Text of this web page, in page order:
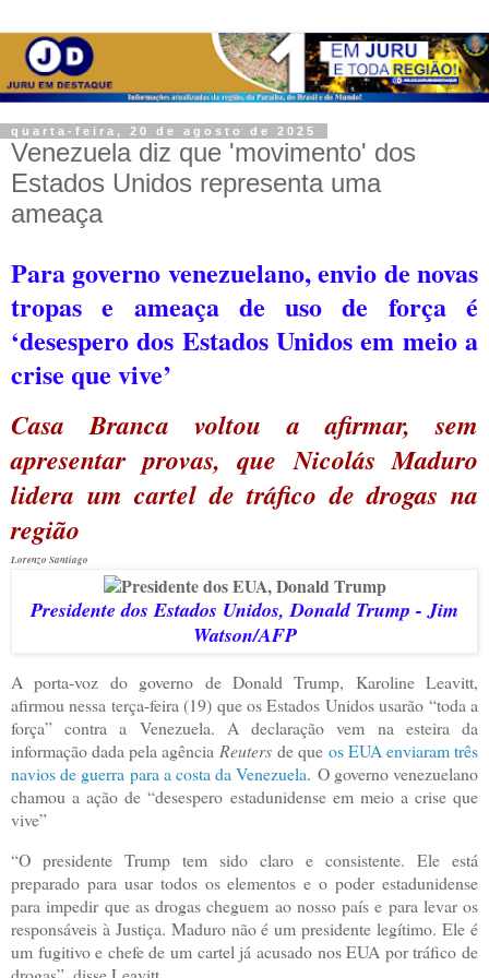
quarta-feira, 20 de agosto de 2025
Venezuela diz que 'movimento' dos
Estados Unidos representa uma
ameaça
Para governo venezuelano, envio de novas
tropas e ameaça de uso de força é
‘desespero dos Estados Unidos em meio a
crise que vive’
Casa Branca voltou a afirmar, sem
apresentar provas, que Nicolás Maduro
lidera um cartel de tráfico de drogas na
região
Lorenzo Santiago
Presidente dos Estados Unidos, Donald Trump - Jim
Watson/AFP
A porta-voz do governo de Donald Trump, Karoline Leavitt,
afirmou nessa terça-feira (19) que os Estados Unidos usarão “toda a
força” contra a Venezuela. A declaração vem na esteira da
informação dada pela agência Reuters de que os EUA enviaram três
navios de guerra para a costa da Venezuela. O governo venezuelano
chamou a ação de “desespero estadunidense em meio a crise que
vive”
“O presidente Trump tem sido claro e consistente. Ele está
preparado para usar todos os elementos e o poder estadunidense
para impedir que as drogas cheguem ao nosso país e para levar os
responsáveis à Justiça. Maduro não é um presidente legítimo. Ele é
um fugitivo e chefe de um cartel já acusado nos EUA por tráfico de